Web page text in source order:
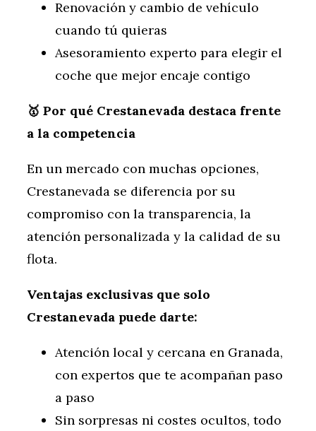
Renovación y cambio de vehículo
cuando tú quieras
Asesoramiento experto para elegir el
coche que mejor encaje contigo
🥇 Por qué Crestanevada destaca frente
a la competencia
En un mercado con muchas opciones,
Crestanevada se diferencia por su
compromiso con la transparencia, la
atención personalizada y la calidad de su
flota.
Ventajas exclusivas que solo
Crestanevada puede darte:
Atención local y cercana en Granada,
con expertos que te acompañan paso
a paso
Sin sorpresas ni costes ocultos, todo